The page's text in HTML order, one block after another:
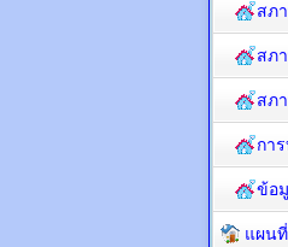
สภ
สภ
สภ
กา
ข้อ
แผน